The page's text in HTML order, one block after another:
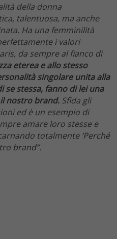
della donna
talentuosa, ma anche
Ha una femminilità
i valori
da sempre al fianco di
eterea e allo stesso
singolare unita alla
se stessa, fanno di lei una
nostro brand. Sfida gli
ed è un esempio di
amare loro stesse e
totalmente ‘Perché
brand”.